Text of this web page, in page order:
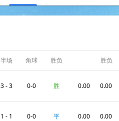
半场 角球 胜负 胜负
3 - 3 0-0 胜 0.00 0.00
1 - 1 0-0 平 0.00 0.00